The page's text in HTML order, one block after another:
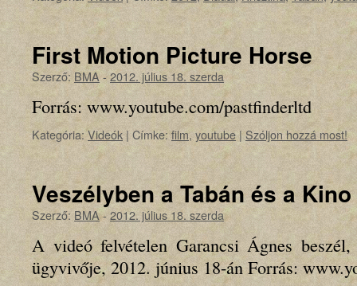
First Motion Picture Horse
Szerző: BMA-2012. július 18. szerda
Forrás: www.youtube.com/pastfinderltd
Kategória:Videók| Címke: film,youtube | Szóljon hozzá most!
Veszélyben a Tabán és a
Szerző: BMA- 2012. július 18. szerda
A videó felvételen Garancsi Ágnes
ügyvivője, 2012. június 18-án Forrás: